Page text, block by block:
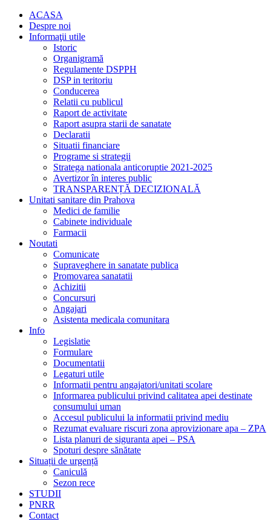
ACASA
Despre noi
Informaţii utile
Istoric
Organigramă
Regulamente DSPPH
DSP in teritoriu
Conducerea
Relatii cu publicul
Raport de activitate
Raport asupra starii de sanatate
Declaratii
Situatii financiare
Programe si strategii
Stratega nationala anticoruptie 2021-2025
Avertizor în interes public
TRANSPARENȚĂ DECIZIONALĂ
Unitati sanitare din Prahova
Medici de familie
Cabinete individuale
Farmacii
Noutati
Comunicate
Supraveghere in sanatate publica
Promovarea sanatatii
Achizitii
Concursuri
Angajari
Asistenta medicala comunitara
Info
Legislatie
Formulare
Documentatii
Legaturi utile
Informatii pentru angajatori/unitati scolare
Informarea publicului privind calitatea apei destinate
consumului uman
Accesul publicului la informatii privind mediu
Rezumat evaluare riscuri zona aprovizionare apa – ZPA
Lista planuri de siguranta apei – PSA
Spoturi despre sănătate
Situații de urgență
Caniculă
Sezon rece
STUDII
PNRR
Contact